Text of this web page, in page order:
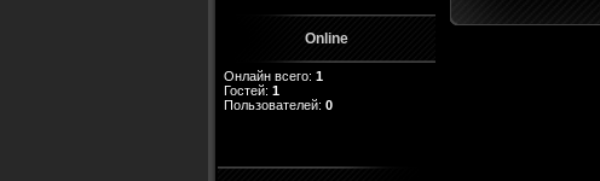
Online
Онлайн всего: 1
Гостей: 1
Пользователей: 0